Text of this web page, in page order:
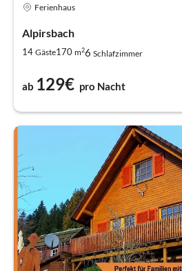
Ferienhaus
Alpirsbach
14 Gäste170 m26 Schlafzimmer
ab 129€ pro Nacht